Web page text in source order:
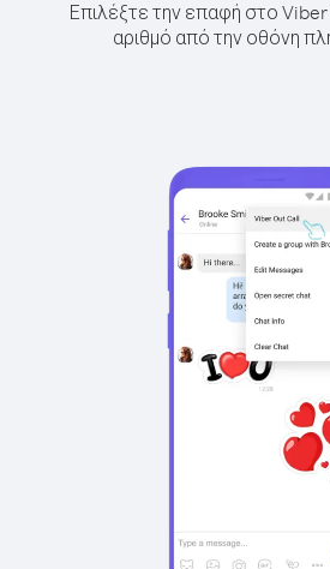
Επιλέξτε την επαφή στο
αριθμό από την οθόνη